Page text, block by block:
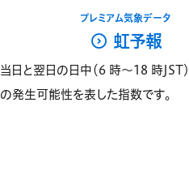
プレミアム気象データ
虹予報
当日と翌日の日中（6 時～18 時JST
の発生可能性を表した指数です。